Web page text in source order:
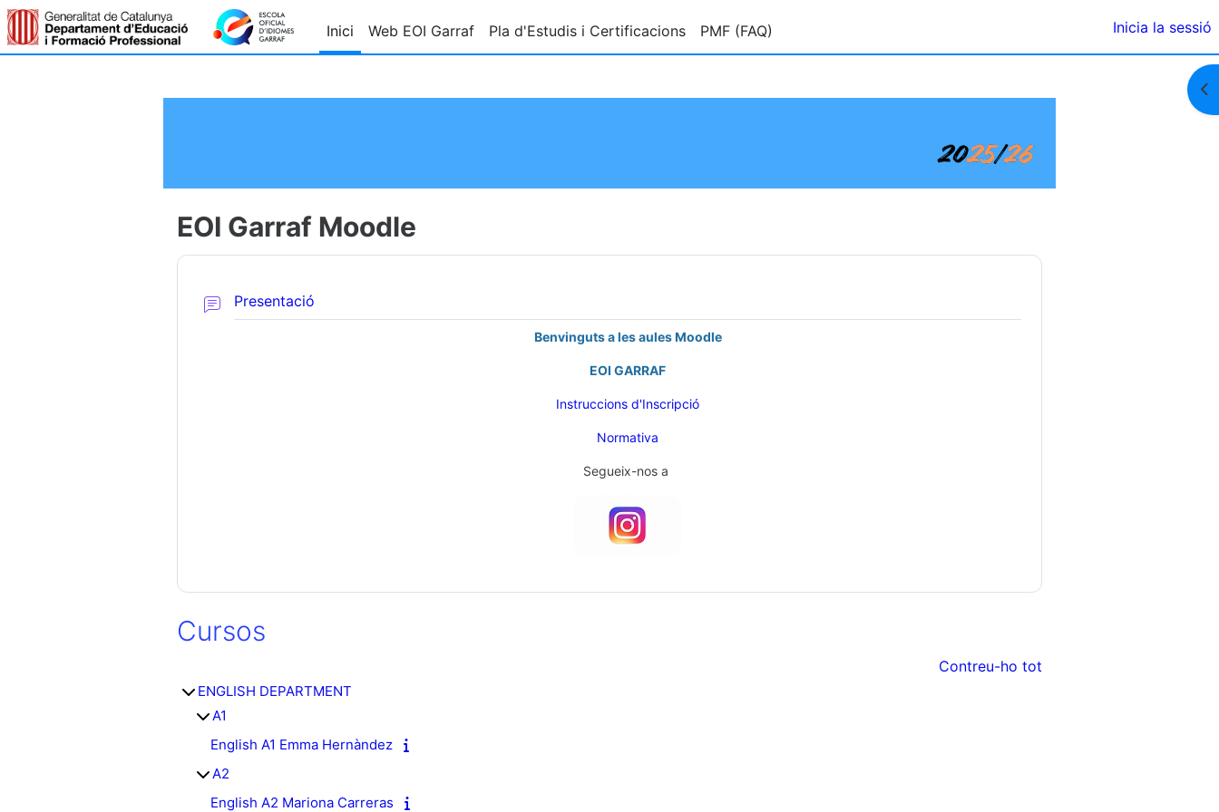
Ves al contingut principal
Inici
Web EOI Garraf Pla d'Estudis i Certificacions PMF (FAQ) Inicia la sessió
EOI Garraf Moodle
Presentació
Benvinguts a les aules Moodle
EOI GARRAF
Instruccions d'Inscripció
Normativa
Segueix-nos a
Cursos
Contreu-ho tot
ENGLISH DEPARTMENT
A1
English A1 Emma Hernàndez
A2
English A2 Mariona Carreras